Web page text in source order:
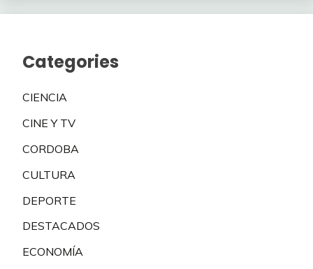
Categories
CIENCIA
CINE Y TV
CORDOBA
CULTURA
DEPORTE
DESTACADOS
ECONOMÍA